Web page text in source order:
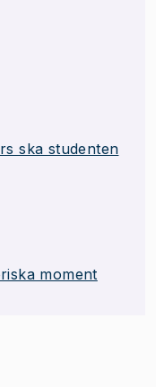
ska studenten
moment